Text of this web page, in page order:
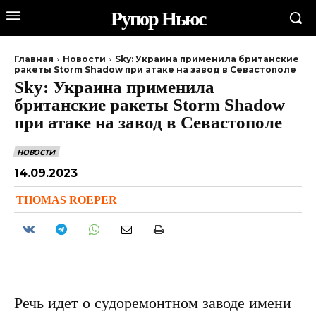
Рупор Ньюс
Главная Новости
Sky: Украина применила британские
ракеты Storm Shadow при атаке на завод в Севастополе
Sky: Украина применила
британские ракеты Storm Shadow
при атаке на завод в Севастополе
НОВОСТИ
14.09.2023
THOMAS ROEPER
Речь идет о судоремонтном заводе имени